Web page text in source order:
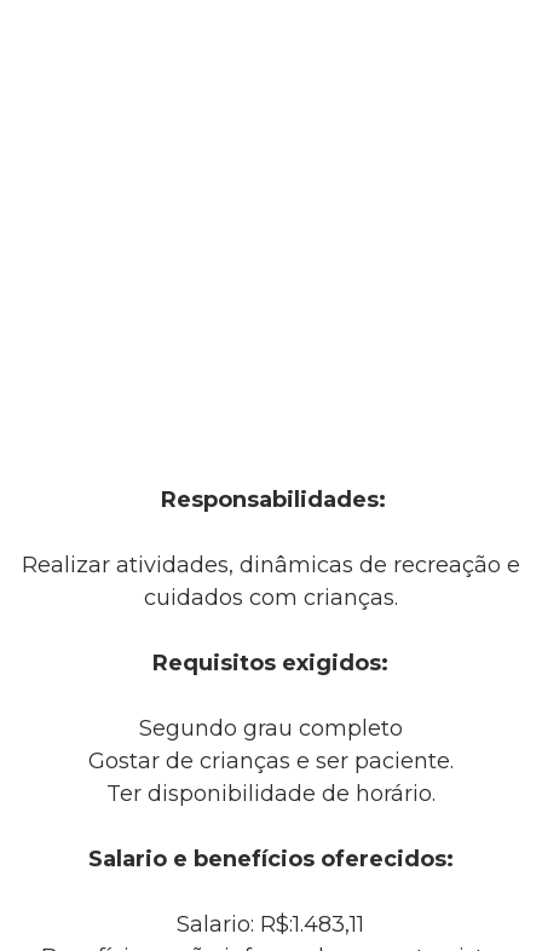
Responsabilidades:
Realizar atividades, dinâmicas de recreação e
cuidados com crianças.
Requisitos exigidos:
Segundo grau completo
Gostar de crianças e ser paciente.
Ter disponibilidade de horário.
Salario e benefícios oferecidos:
Salario: R$:1.483,11